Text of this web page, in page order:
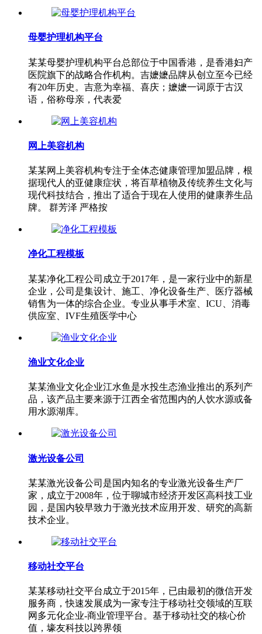
母婴护理机构平台
某某母婴护理机构平台总部位于中国香港，是香港妇产
医院旗下的战略合作机构。吉嬷嬷品牌从创立至今已经
有20年历史。吉意为幸福、喜庆；嬷嬷一词原于古汉
语，俗称母亲，代表爱
网上美容机构
某某网上美容机构专注于全体态健康管理加盟品牌，根
据现代人的亚健康症状，将百草植物及传统养生文化与
现代科技结合，推出了适合于现在人使用的健康养生品
牌。 群芳泽 严格按
净化工程模板
某某净化工程公司成立于2017年，是一家行业中的新星
企业，公司是集设计、施工、净化设备生产、医疗器械
销售为一体的综合企业。专业从事手术室、ICU、消毒
供应室、IVF生殖医学中心
渔业文化企业
某某渔业文化企业江水鱼是水投生态渔业推出的系列产
品，该产品主要来源于江西全省范围内的人饮水源或备
用水源湖库。
激光设备公司
某某激光设备公司是国内知名的专业激光设备生产厂
家，成立于2008年，位于聊城市经济开发区高科技工业
园，是国内较早致力于激光技术应用开发、研究的高新
技术企业。
移动社交平台
某某移动社交平台成立于2015年，已由最初的微信开发
服务商，快速发展成为一家专注于移动社交领域的互联
网多元化企业-商业管理平台。基于移动社交的核心价
值，壕友科技以跨界领